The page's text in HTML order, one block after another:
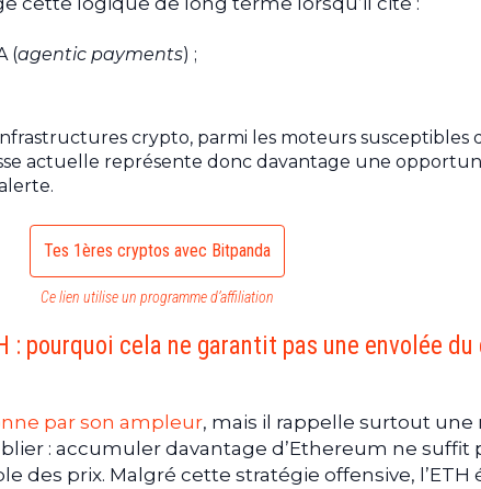
(agentic payments) ;
crypto, parmi les moteurs susceptibles
actuelle représente donc davantage une
Tes 1ères cryptos avec Bitpanda
Ce lien utilise un programme d’affiliation
: pourquoi cela ne garantit pas une envolée du
par son ampleur, mais il rappelle surtout une
: accumuler davantage d’Ethereum ne suffit
des prix. Malgré cette stratégie offensive, l’ETH